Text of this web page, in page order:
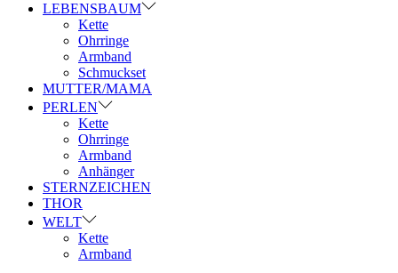
LEBENSBAUM
Kette
Ohrringe
Armband
Schmuckset
MUTTER/MAMA
PERLEN
Kette
Ohrringe
Armband
Anhänger
STERNZEICHEN
THOR
WELT
Kette
Armband